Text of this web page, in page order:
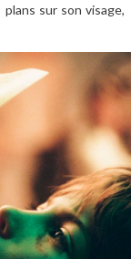
sur son visage,